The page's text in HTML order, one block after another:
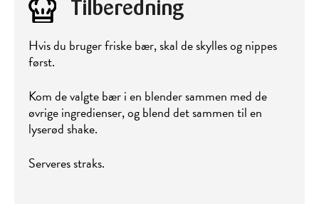
Tilberedning
Hvis du bruger friske bær, skal de skylles og nippes
først.
Kom de valgte bær i en blender sammen med de
øvrige ingredienser, og blend det sammen til en
lyserød shake.
Serveres straks.